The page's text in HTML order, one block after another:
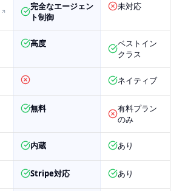
完全なエージェン
ト制御
未対応
高度
ベストイン
クラス
ネイティブ
無料
有料プラン
のみ
内蔵 あり
Stripe対応 あり